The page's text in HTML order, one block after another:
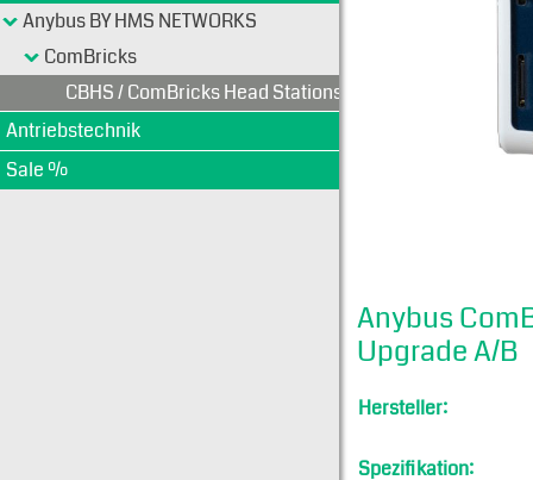
Anybus BY HMS NETWORKS
ComBricks
CBHS / ComBricks Head Stations
Antriebstechnik
Sale %
Anybus
Upgrade A/B
Hersteller:
Spezifikation: